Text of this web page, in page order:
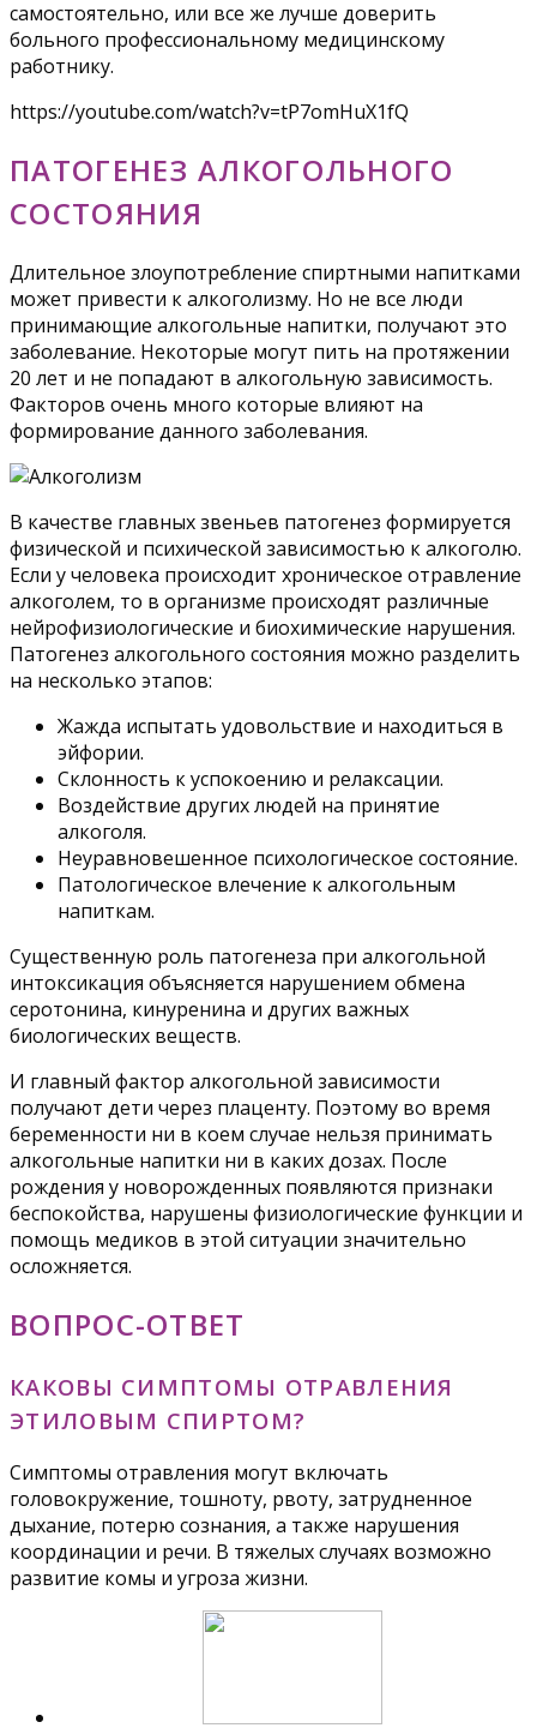
самостоятельно, или все же лучше доверить
больного профессиональному медицинскому
работнику.
https://youtube.com/watch?v=tP7omHuX1fQ
ПАТОГЕНЕЗ АЛКОГОЛЬНОГО
СОСТОЯНИЯ
Длительное злоупотребление спиртными напитками
может привести к алкоголизму. Но не все люди
принимающие алкогольные напитки, получают это
заболевание. Некоторые могут пить на протяжении
20 лет и не попадают в алкогольную зависимость.
Факторов очень много которые влияют на
формирование данного заболевания.
В качестве главных звеньев патогенез формируется
физической и психической зависимостью к алкоголю.
Если у человека происходит хроническое отравление
алкоголем, то в организме происходят различные
нейрофизиологические и биохимические нарушения.
Патогенез алкогольного состояния можно разделить
на несколько этапов:
Жажда испытать удовольствие и находиться в
эйфории.
Склонность к успокоению и релаксации.
Воздействие других людей на принятие
алкоголя.
Неуравновешенное психологическое состояние.
Патологическое влечение к алкогольным
напиткам.
Существенную роль патогенеза при алкогольной
интоксикация объясняется нарушением обмена
серотонина, кинуренина и других важных
биологических веществ.
И главный фактор алкогольной зависимости
получают дети через плаценту. Поэтому во время
беременности ни в коем случае нельзя принимать
алкогольные напитки ни в каких дозах. После
рождения у новорожденных появляются признаки
беспокойства, нарушены физиологические функции и
помощь медиков в этой ситуации значительно
осложняется.
ВОПРОС-ОТВЕТ
КАКОВЫ СИМПТОМЫ ОТРАВЛЕНИЯ
ЭТИЛОВЫМ СПИРТОМ?
Симптомы отравления могут включать
головокружение, тошноту, рвоту, затрудненное
дыхание, потерю сознания, а также нарушения
координации и речи. В тяжелых случаях возможно
развитие комы и угроза жизни.